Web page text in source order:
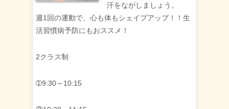
汗をながしましょう。
週1回の運動で、心も体もシェイプアップ！！生
活習慣病予防にもおススメ！
2クラス制
➀9:30～10:15